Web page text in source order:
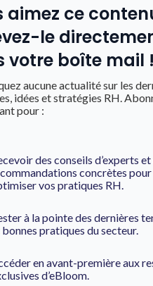
aimez ce
le
votre boîte mail !
aucune actualité sur les
idées et stratégies RH.
pour :
des conseils d’experts et
concrètes pour
vos pratiques RH.
à la pointe des dernières
pratiques du secteur.
en avant-première aux
d’eBloom.